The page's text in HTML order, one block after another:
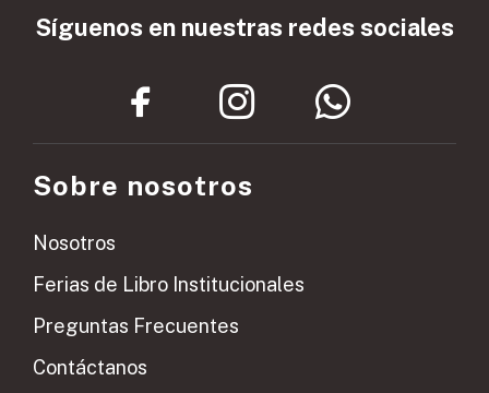
Síguenos en nuestras redes sociales
Sobre nosotros
Nosotros
Ferias de Libro Institucionales
Preguntas Frecuentes
Contáctanos